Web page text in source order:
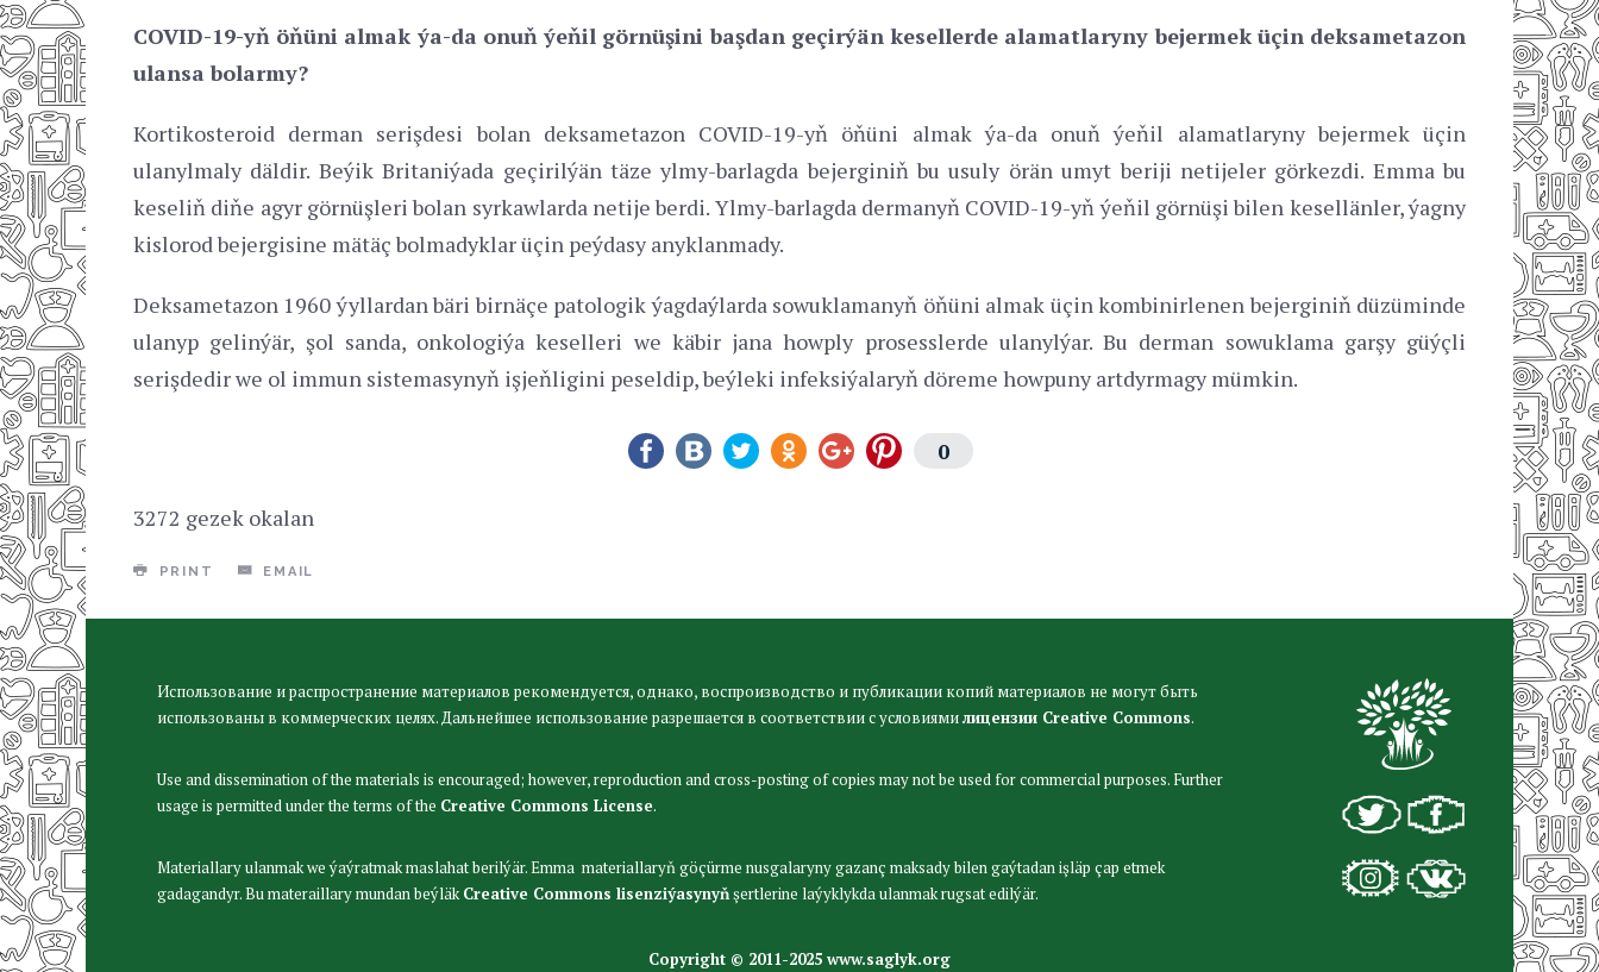
COVID-19-yň öňüni almak ýa-da onuň ýeňil görnüşini başdan geçirýän kesellerde alamatlaryny bejermek üçin deksametazon
ulansa bolarmy?
Kortikosteroid derman serişdesi bolan deksametazon COVID-19-yň öňüni almak ýa-da onuň ýeňil alamatlaryny bejermek üçin
ulanylmaly däldir. Beýik Britaniýada geçirilýän täze ylmy-barlagda bejerginiň bu usuly örän umyt beriji netijeler görkezdi. Emma bu
keseliň diňe agyr görnüşleri bolan syrkawlarda netije berdi. Ylmy-barlagda dermanyň COVID-19-yň ýeňil görnüşi bilen kesellänler, ýagny
kislorod bejergisine mätäç bolmadyklar üçin peýdasy anyklanmady.
Deksametazon 1960 ýyllardan bäri birnäçe patologik ýagdaýlarda sowuklamanyň öňüni almak üçin kombinirlenen bejerginiň düzüminde
ulanyp gelinýär, şol sanda, onkologiýa keselleri we käbir jana howply prosesslerde ulanylýar. Bu derman sowuklama garşy güýçli
serişdedir we ol immun sistemasynyň işjeňligini peseldip, beýleki infeksiýalaryň döreme howpuny artdyrmagy mümkin.
0
3272 gezek okalan
PRINT EMAIL
Использование и распространение материалов рекомендуется, однако, воспроизводство и публикации копий материалов не могут быть
использованы в коммерческих целях. Дальнейшее использование разрешается в соответствии с условиямилицензии Creative Commons.
Use and dissemination of the materials is encouraged; however, reproduction and cross-posting of copies may not be used for commercial purposes. Further
usage is permitted under the terms of the Creative Commons License.
Materiallary ulanmak we ýaýratmak maslahat berilýär. Emma materiallaryň göçürme nusgalaryny gazanç maksady bilen gaýtadan işläp çap etmek
gadagandyr. Bu materaillary mundan beýläkCreative Commons lisenziýasynyňşertlerine laýyklykda ulanmak rugsat edilýär.
Copyright © 2011-2025 www.saglyk.org